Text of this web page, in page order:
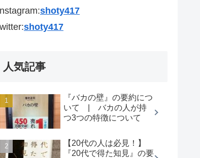
shoty417
shoty417
人気記事
『バカの壁』の要約につ
いて | バカの人が持
つ3つの特徴について
【20代の人は必見！】
『20代で得た知見』の要